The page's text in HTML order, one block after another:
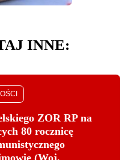
INNE:
ZOR RP na
80 rocznicę
(Woj.